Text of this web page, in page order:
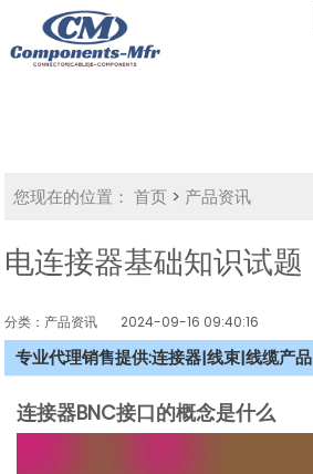
您现在的位置： 首页 > 产品资讯
电连接器基础知识试题
分类：产品资讯 2024-09-16 09:40:16
专业代理销售提供:连接器|线束|线缆产品
连接器BNC接口的概念是什么